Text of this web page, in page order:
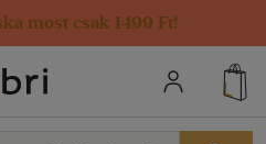
most csak 1499 Ft!
adatai